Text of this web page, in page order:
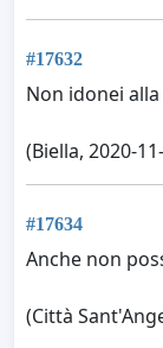
#17632
Non idonei
(Biella, 2020-
#17634
Anche non
(Città